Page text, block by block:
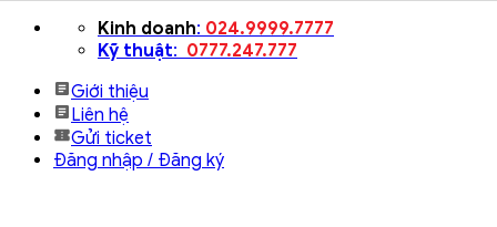
dung
Kinh doanh: 024.9999.7777
Kỹ thuật: 0777.247.777
Giới thiệu
Liên hệ
Gửi ticket
Đăng nhập / Đăng ký